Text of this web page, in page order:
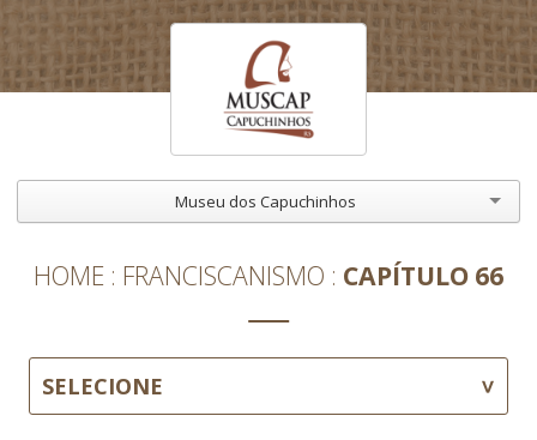
Museu dos Capuchinhos
HOME FRANCISCANISMO CAPÍTULO 66
SELECIONE